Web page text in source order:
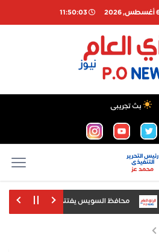
11:50:04
بث تجريبى
رئيس التحرير
التنفيذى
محمد عز
محافظ السويس يفتتح الدورة الرابعة لمعرض